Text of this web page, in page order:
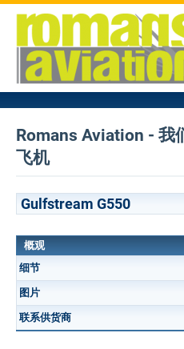
Romans Aviation - 我
飞机
Gulfstream G550
概观
细节
图片
联系供货商